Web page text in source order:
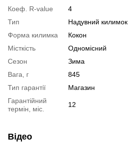
Коеф. R-value
4
Тип
Надувний килимок
Форма килимка
Кокон
Місткість
Одномісний
Сезон
Зима
Вага, г
845
Тип гарантії
Магазин
Гарантійний
термін, міс.
12
Відео